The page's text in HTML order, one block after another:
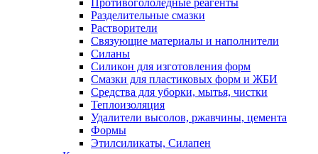
Противогололедные реагенты
Разделительные смазки
Растворители
Связующие материалы и наполнители
Силаны
Силикон для изготовления форм
Смазки для пластиковых форм и ЖБИ
Средства для уборки, мытья, чистки
Теплоизоляция
Удалители высолов, ржавчины, цемента
Формы
Этилсиликаты, Силапен